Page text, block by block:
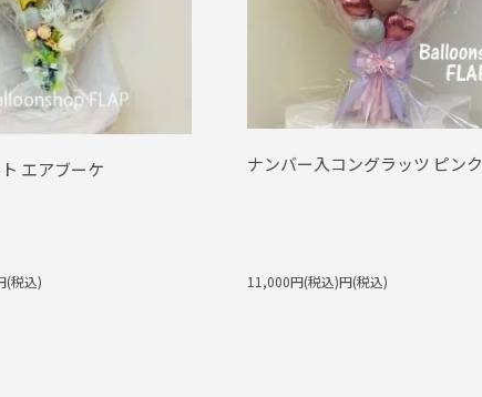
エアブーケ
(税込)
ナンバー入コングラッツ ピンク
11,000円(税込)円(税込)